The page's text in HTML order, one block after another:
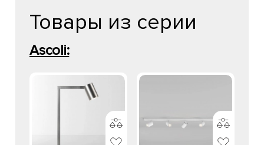
Товары из серии
Ascoli: